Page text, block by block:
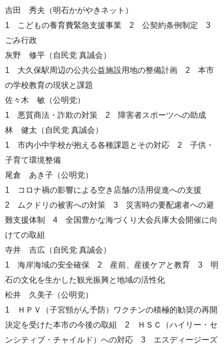
吉田 秀夫（明石かがやきネット）
1 こどもの養育費緊急支援事業 2 公契約条例制定 3
ごみ行政
灰野 修平（自民党 真誠会）
1 大久保駅周辺の公共公益施設用地の整備計画 2 本市
の学校教育の現状と課題
佐々木 敏（公明党）
1 悪質商法・詐欺の対策 2 障害者スポーツへの助成
林 健太（自民党 真誠会）
1 市内小中学校が抱える各種課題とその対応 2 子供・
子育て環境整備
尾倉 あき子（公明党）
1 コロナ禍の影響による空き店舗の活用促進への支援
2 ムクドリの被害への対策 3 災害時の要配慮者への避
難支援体制 4 全国豊かな海づくり大会兵庫大会開催に向
けての取組
寺井 吉広（自民党 真誠会）
1 海岸海域の安全確保 2 産前、産後ケアと教育 3 明
石の文化を生かした観光振興と地域の活性化
松井 久美子（公明党）
1 ＨＰＶ（子宮頸がん予防）ワクチンの積極的勧奨の再開
決定を受けた本市の今後の取組 2 ＨＳＣ（ハイリー・セ
ンシティブ・チャイルド）への対応 3 エスディージーズ